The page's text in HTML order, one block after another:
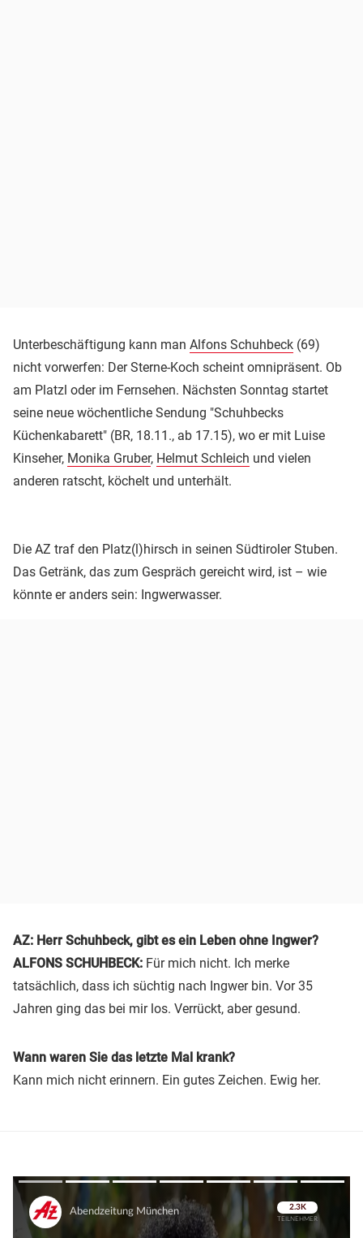
Unterbeschäftigung kann man Alfons Schuhbeck (69)
nicht vorwerfen: Der Sterne-Koch scheint omnipräsent. Ob
am Platzl oder im Fernsehen. Nächsten Sonntag startet
seine neue wöchentliche Sendung "Schuhbecks
Küchenkabarett" (BR, 18.11., ab 17.15), wo er mit Luise
Kinseher, Monika Gruber, Helmut Schleich und vielen
anderen ratscht, köchelt und unterhält.
Die AZ traf den Platz(l)hirsch in seinen Südtiroler Stuben.
Das Getränk, das zum Gespräch gereicht wird, ist – wie
könnte er anders sein: Ingwerwasser.
AZ: Herr Schuhbeck, gibt es ein Leben ohne Ingwer?
ALFONS SCHUHBECK: Für mich nicht. Ich merke
tatsächlich, dass ich süchtig nach Ingwer bin. Vor 35
Jahren ging das bei mir los. Verrückt, aber gesund.
Wann waren Sie das letzte Mal krank?
Kann mich nicht erinnern. Ein gutes Zeichen. Ewig her.
Überspringen